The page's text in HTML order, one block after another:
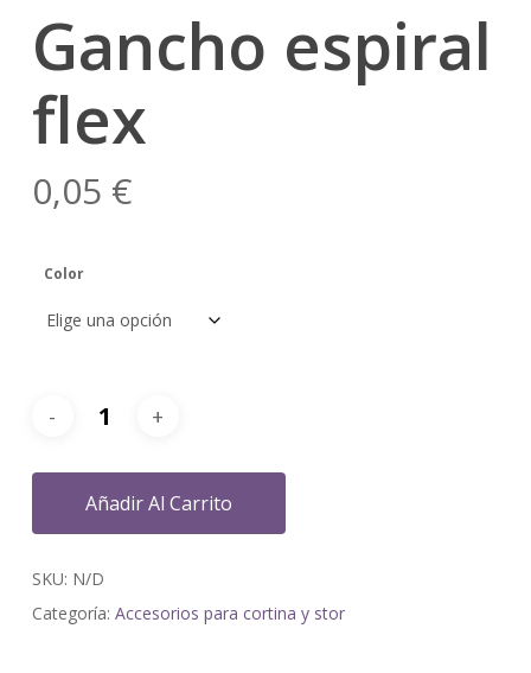
Gancho espiral
flex
0,05 €
Color
Añadir Al Carrito
SKU: N/D
Categoría: Accesorios para cortina y stor